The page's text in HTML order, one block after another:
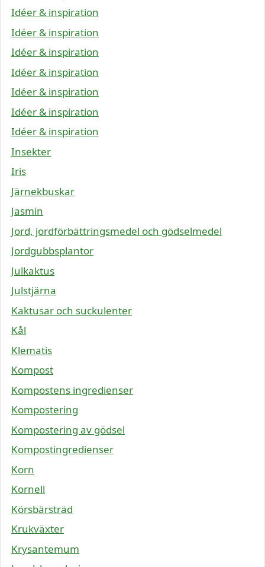
Idéer & inspiration
Idéer & inspiration
Idéer & inspiration
Idéer & inspiration
Idéer & inspiration
Idéer & inspiration
Idéer & inspiration
Insekter
Iris
Järnekbuskar
Jasmin
Jord, jordförbättringsmedel och gödselmedel
Jordgubbsplantor
Julkaktus
Julstjärna
Kaktusar och suckulenter
Kål
Klematis
Kompost
Kompostens ingredienser
Kompostering
Kompostering av gödsel
Kompostingredienser
Korn
Kornell
Körsbärsträd
Krukväxter
Krysantemum